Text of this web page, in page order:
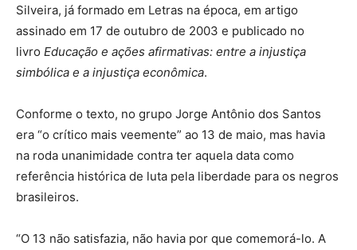
Silveira, já formado em Letras na época, em artigo
assinado em 17 de outubro de 2003 e publicado no
livro Educação e ações afirmativas: entre a injustiça
simbólica e a injustiça econômica.
Conforme o texto, no grupo Jorge Antônio dos Santos
era “o crítico mais veemente” ao 13 de maio, mas havia
na roda unanimidade contra ter aquela data como
referência histórica de luta pela liberdade para os negros
brasileiros.
“O 13 não satisfazia, não havia por que comemorá-lo. A